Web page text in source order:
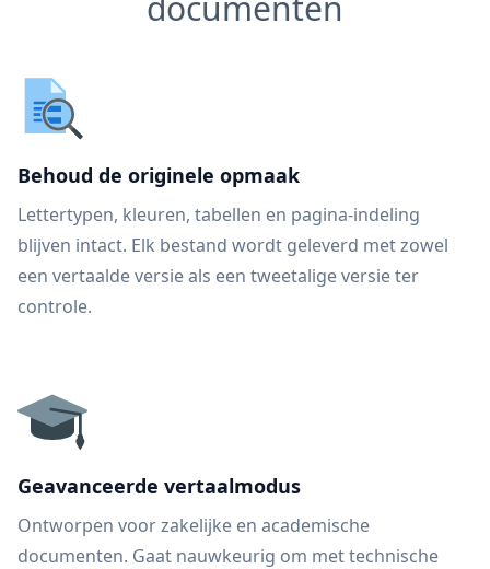
Behoud de originele opmaak
Lettertypen, kleuren, tabellen en pagina-indeling
blijven intact. Elk bestand wordt geleverd met zowel
een vertaalde versie als een tweetalige versie ter
controle.
Geavanceerde vertaalmodus
Ontworpen voor zakelijke en academische
documenten. Gaat nauwkeurig om met technische